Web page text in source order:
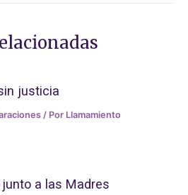
justicia
/ Por Llamamiento
a las Madres